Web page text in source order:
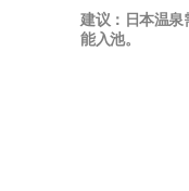
建议：日本温
能入池。